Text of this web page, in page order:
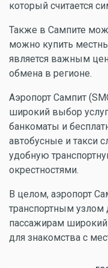
который считается
Также в Сампите
можно купить
является важным
обмена в регионе.
Аэропорт Сампит
широкий выбор
банкоматы и
автобусные и такси
удобную
окрестностями.
В целом, аэропорт
транспортным узлом
пассажирам
для знакомства с